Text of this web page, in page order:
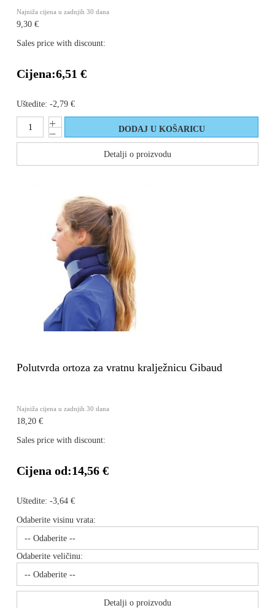
Najniža cijena u zadnjih 30 dana
9,30 €
Sales price with discount:
Cijena:6,51 €
Uštedite: -2,79 €
Detalji o proizvodu
Polutvrda ortoza za vratnu kralježnicu Gibaud
Najniža cijena u zadnjih 30 dana
18,20 €
Sales price with discount:
Cijena od:14,56 €
Uštedite: -3,64 €
Odaberite visinu vrata:
Odaberite veličinu:
Detalji o proizvodu